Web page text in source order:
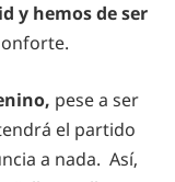
y hemos de ser
pese a ser
el partido
a nada. Así,